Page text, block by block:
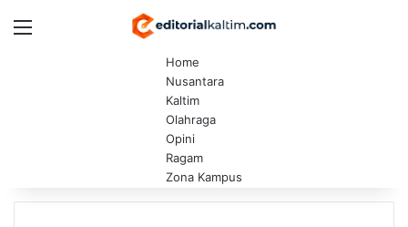
Menu
Home
Nusantara
Kaltim
Olahraga
Opini
Ragam
Zona Kampus